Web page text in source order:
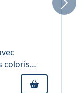
coloris
Next